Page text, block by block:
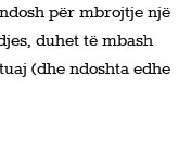
për mbrojtje një
duhet të mbash
(dhe ndoshta edhe